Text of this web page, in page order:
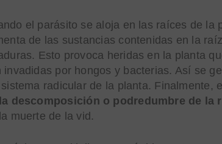
el parásito se aloja en las raíces de la
de las sustancias contenidas en la
Esto provoca heridas en la planta
invadidas por hongos y bacterias. Así se
radicular de la planta. Finalmente,
la descomposición o podredumbre de la
muerte de la vid.